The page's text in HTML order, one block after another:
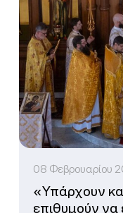
08 Φεβρουαρίου
«Υπάρχουν και
επιθυμούν